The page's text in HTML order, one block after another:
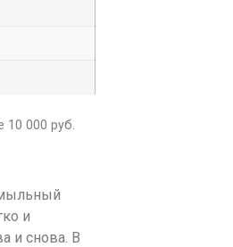
10 000 руб.
и
и снова. В